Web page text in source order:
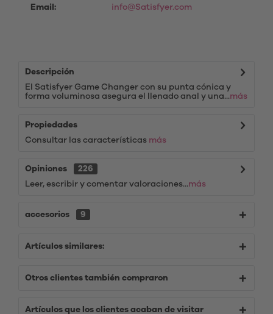
Email:
info@Satisfyer.com
Descripción
El Satisfyer Game Changer con su punta cónica y
forma voluminosa asegura el llenado anal y una...más
Propiedades
Consultar las características más
Opiniones
226
Leer, escribir y comentar valoraciones...más
accesorios 9
Artículos similares:
Otros clientes también compraron
Artículos que los clientes acaban de visitar